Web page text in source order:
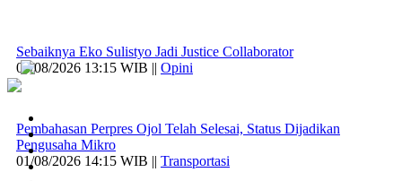
Sebaiknya Eko Sulistyo Jadi Justice Collaborator
04/08/2026 13:15 WIB || Opini
Pembahasan Perpres Ojol Telah Selesai, Status Dijadikan
Pengusaha Mikro
01/08/2026 14:15 WIB || Transportasi